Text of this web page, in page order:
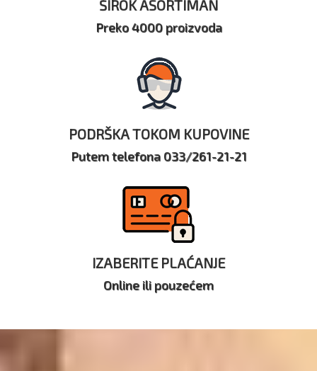
ŠIROK ASORTIMAN
Preko 4000 proizvoda
PODRŠKA TOKOM KUPOVINE
Putem telefona 033/261-21-21
IZABERITE PLAĆANJE
Online ili pouzećem